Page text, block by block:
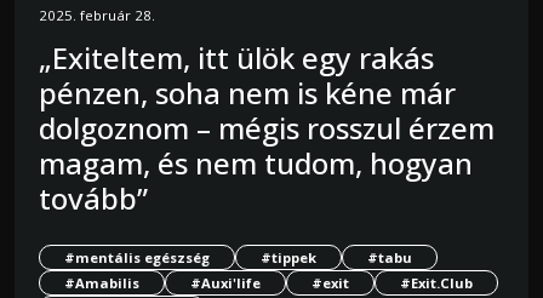
2025. február 28.
„Exiteltem, itt ülök egy rakás
pénzen, soha nem is kéne már
dolgoznom – mégis rosszul érzem
magam, és nem tudom, hogyan
tovább”
#mentális egészség #tippek
#tabu
#Amabilis
#Auxi'life #exit
#Exit.Club